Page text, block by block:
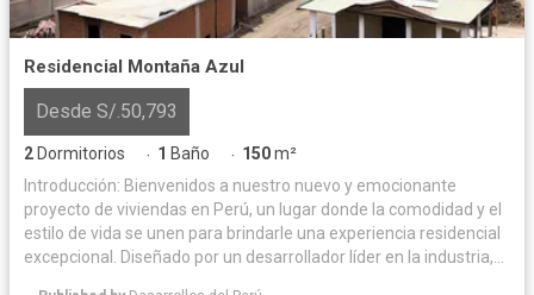
Residencial Montaña Azul
Desde S/.50,793
2 Dormitorios · 1 Baño · 150m²
Introducción: Bienvenidos a nuestro nuevo y emocionante
proyecto de viviendas en Perú, un lugar donde la comodidad y el
estilo de vida se unen para brindarle una experiencia residencial
excepcional. Diseñado por un desarrollador líder en la industria,